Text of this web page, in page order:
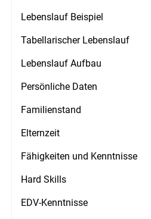
Lebenslauf Beispiel
Tabellarischer Lebenslauf
Lebenslauf Aufbau
Persönliche Daten
Familienstand
Elternzeit
Fähigkeiten und Kenntnisse
Hard Skills
EDV-Kenntnisse